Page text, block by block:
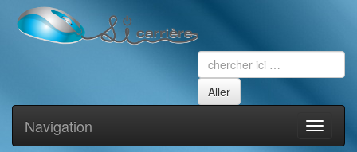
Toggle
Navigation